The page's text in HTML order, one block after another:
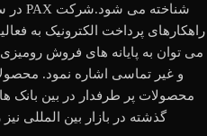
راهکارهای پرداخت الکترونیک به
می توان به پایانه های فروش
محصولات پر طرفدار در بین بانک
گذشته در بازار بین المللی